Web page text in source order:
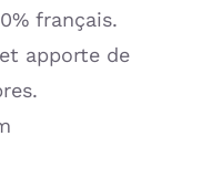
français.
apporte de